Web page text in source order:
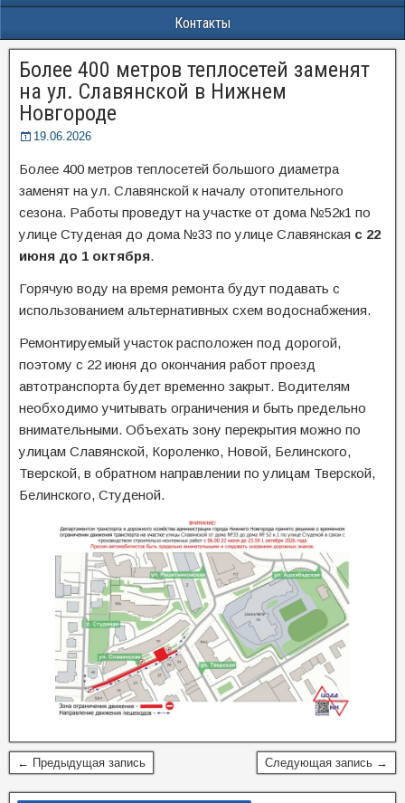
Контакты
Более 400 метров теплосетей заменят
на ул. Славянской в Нижнем
Новгороде
19.06.2026
Более 400 метров теплосетей большого диаметра
заменят на ул. Славянской к началу отопительного
сезона. Работы проведут на участке от дома №52к1 по
улице Студеная до дома №33 по улице Славянская с 22
июня до 1 октября.
Горячую воду на время ремонта будут подавать с
использованием альтернативных схем водоснабжения.
Ремонтируемый участок расположен под дорогой,
поэтому с 22 июня до окончания работ проезд
автотранспорта будет временно закрыт. Водителям
необходимо учитывать ограничения и быть предельно
внимательными. Объехать зону перекрытия можно по
улицам Славянской, Короленко, Новой, Белинского,
Тверской, в обратном направлении по улицам Тверской,
Белинского, Студеной.
← Предыдущая запись Следующая запись →